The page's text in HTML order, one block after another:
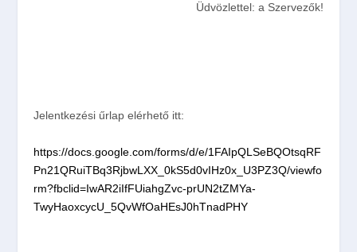
Üdvözlettel: a Szervezők!
Jelentkezési űrlap elérhető itt:
https://docs.google.com/forms/d/e/1FAIpQLSeBQOtsqRF
Pn21QRuiTBq3RjbwLXX_0kS5d0vIHz0x_U3PZ3Q/viewfo
rm?fbclid=IwAR2iIfFUiahgZvc-prUN2tZMYa-
TwyHaoxcycU_5QvWfOaHEsJ0hTnadPHY